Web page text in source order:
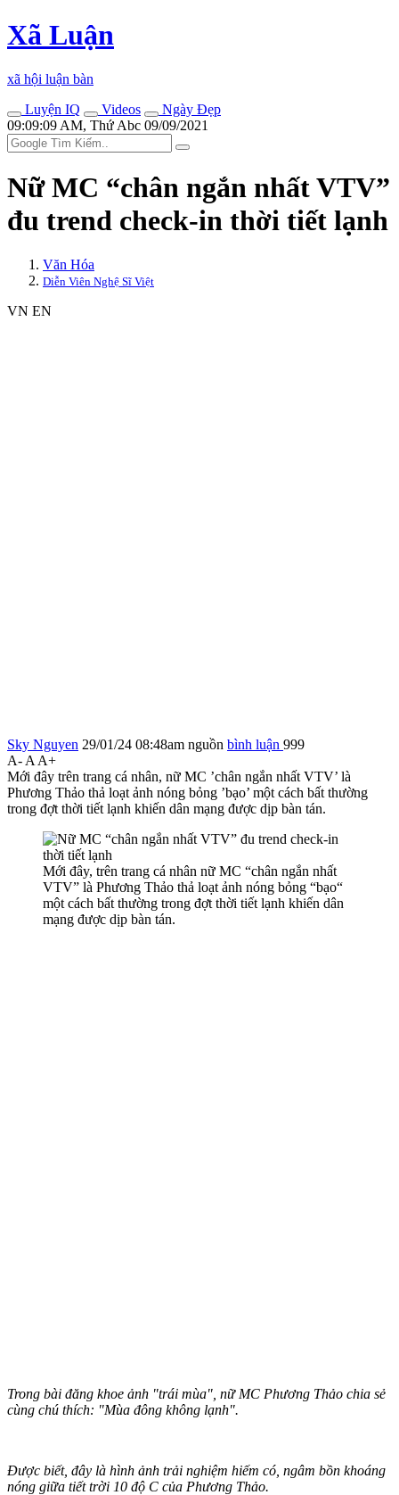
Xã Luận
xã hội luận bàn
Luyện IQ
Videos
Ngày Đẹp
09:09:09 AM, Thứ Abc 09/09/2021
Nữ MC “chân ngắn nhất VTV”
đu trend check-in thời tiết lạnh
Văn Hóa
Diễn Viên Nghệ Sĩ Việt
VN EN
Sky Nguyen 29/01/24 08:48am nguồn bình luận 999
A- A A+
Mới đây trên trang cá nhân, nữ MC ’chân ngắn nhất VTV’ là
Phương Thảo thả loạt ảnh nóng bỏng ’bạo’ một cách bất thường
trong đợt thời tiết lạnh khiến dân mạng được dịp bàn tán.
Mới đây, trên trang cá nhân nữ MC “chân ngắn nhất
VTV” là Phương Thảo thả loạt ảnh nóng bỏng “bạo“
một cách bất thường trong đợt thời tiết lạnh khiến dân
mạng được dịp bàn tán.
Trong bài đăng khoe ảnh "trái mùa", nữ MC Phương Thảo chia sẻ
cùng chú thích: "Mùa đông không lạnh".
Được biết, đây là hình ảnh trải nghiệm hiếm có, ngâm bồn khoáng
nóng giữa tiết trời 10 độ C của Phương Thảo.